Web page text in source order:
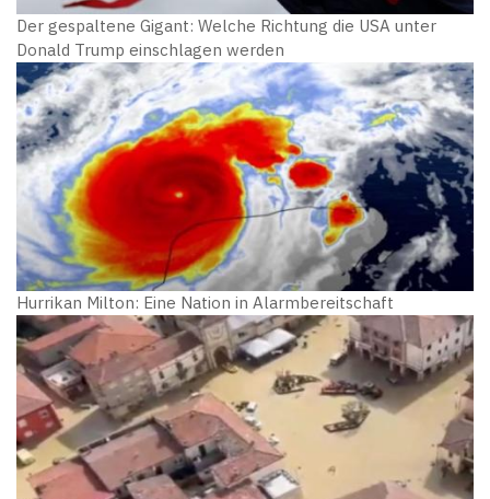
Der gespaltene Gigant: Welche Richtung die USA unter
Donald Trump einschlagen werden
Hurrikan Milton: Eine Nation in Alarmbereitschaft